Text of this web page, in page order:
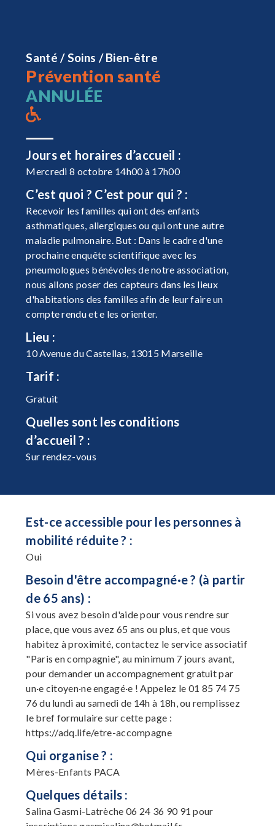
Santé / Soins / Bien-être
Prévention santé
ANNULÉE
Jours et horaires d’accueil :
Mercredi 8 octobre 14h00 à 17h00
C’est quoi ? C’est pour qui ? :
Recevoir les familles qui ont des enfants
asthmatiques, allergiques ou qui ont une autre
maladie pulmonaire. But : Dans le cadre d'une
prochaine enquête scientifique avec les
pneumologues bénévoles de notre association,
nous allons poser des capteurs dans les lieux
d'habitations des familles afin de leur faire un
compte rendu et e les orienter.
Lieu :
10 Avenue du Castellas, 13015 Marseille
Tarif :
Gratuit
Quelles sont les conditions
d’accueil ? :
Sur rendez-vous
Est-ce accessible pour les personnes à
mobilité réduite ? :
Oui
Besoin d'être accompagné·e ? (à partir
de 65 ans) :
Si vous avez besoin d'aide pour vous rendre sur
place, que vous avez 65 ans ou plus, et que vous
habitez à proximité, contactez le service associatif
"Paris en compagnie", au minimum 7 jours avant,
pour demander un accompagnement gratuit par
un·e citoyen·ne engagé·e ! Appelez le 01 85 74 75
76 du lundi au samedi de 14h à 18h, ou remplissez
le bref formulaire sur cette page :
https://adq.life/etre-accompagne
Qui organise ? :
Mères-Enfants PACA
Quelques détails :
Salina Gasmi-Latrèche 06 24 36 90 91 pour